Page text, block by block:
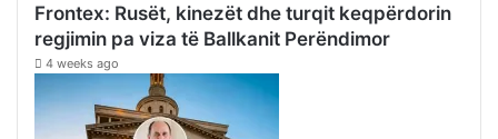
Frontex: Rusët, kinezët dhe turqit keqpërdorin
regjimin pa viza të Ballkanit Perëndimor
4 weeks ago